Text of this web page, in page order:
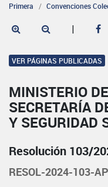
Primera Convenciones
|
VER PÁGINAS PUBLICADAS
MINISTERIO
SECRETARÍA
Y SEGURIDAD
Resolución 103/
RESOL-2024-103-